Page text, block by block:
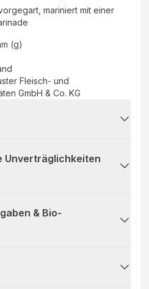
mariniert mit einer
(g)
Fleisch- und
GmbH & Co. KG
Unverträglichkeiten
& Bio-